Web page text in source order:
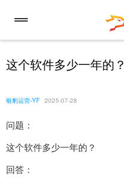
这个软件多少一年的？
银豹运营-YF 2025-07-28
问题：
这个软件多少一年的？
回答：